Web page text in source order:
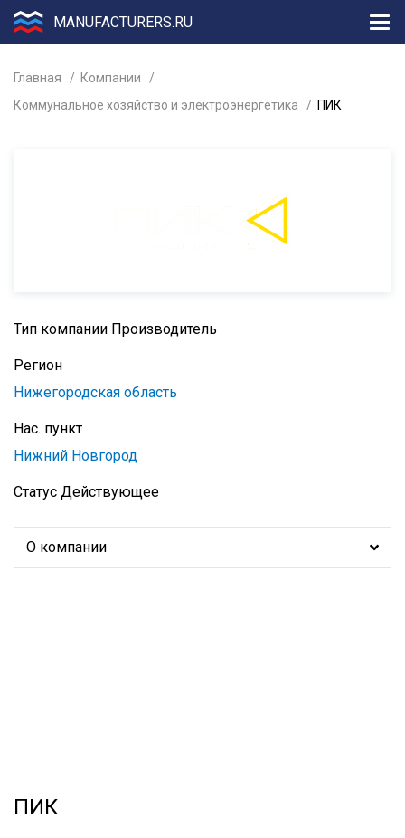
MANUFACTURERS.RU
Главная
Компании
Коммунальное хозяйство и электроэнергетика
ПИК
Тип компании Производитель
Регион
Нижегородская область
Нас. пункт
Нижний Новгород
Статус Действующее
О компании
ПИК